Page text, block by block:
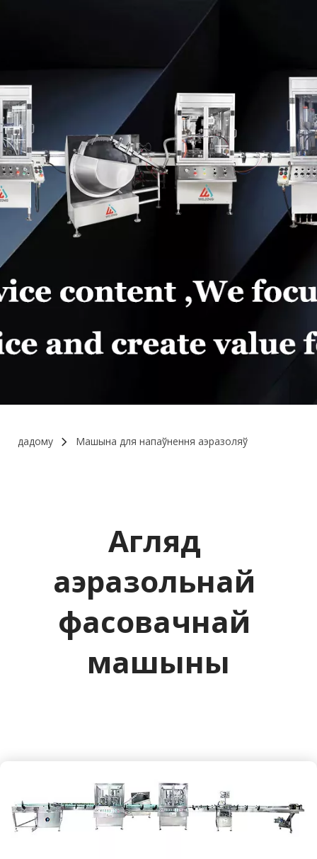
дадому Машына для напаўнення аэразоляў
Агляд
аэразольнай
фасовачнай
машыны